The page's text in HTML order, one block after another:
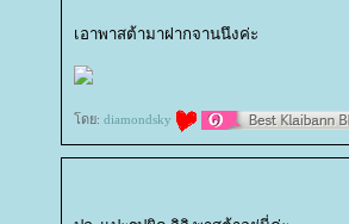
เอาพาสต้ามาฝากจานนึงค่ะ
ดย: diamondsky